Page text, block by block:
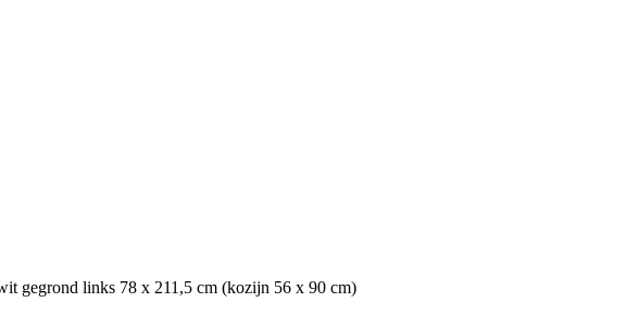
gegrond links 78 x 211,5 cm (kozijn 56 x 90 cm)